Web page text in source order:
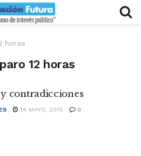
horas
12 horas
contradicciones
14 MAYO, 2015 0